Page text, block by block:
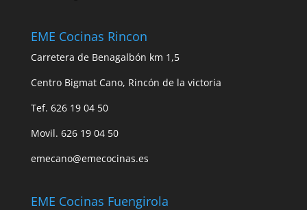
EME Cocinas Rincon
Carretera de Benagalbón km 1,5
Centro Bigmat Cano, Rincón de la victoria
Tef. 626 19 04 50
Movil. 626 19 04 50
emecano@emecocinas.es
EME Cocinas Fuengirola